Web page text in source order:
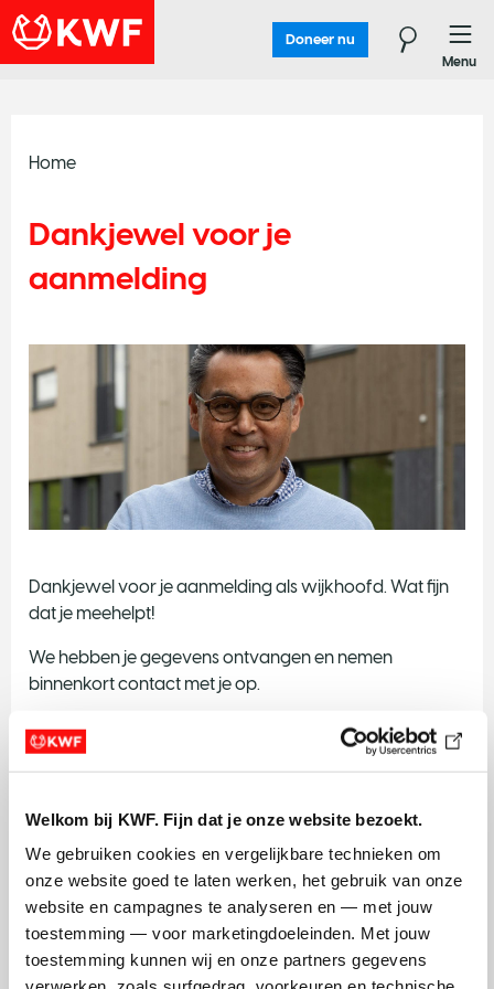
Welkom bij KWF. Fijn dat je onze website bezoekt.
We gebruiken cookies en vergelijkbare technieken om
onze website goed te laten werken, het gebruik van onze
website en campagnes te analyseren en — met jouw
toestemming — voor marketingdoeleinden. Met jouw
toestemming kunnen wij en onze partners gegevens
Doneer nu
Menu
Home
Dankjewel voor je
aanmelding
Dankjewel voor je aanmelding als wijkhoofd. Wat fijn
dat je meehelpt!
We hebben je gegevens ontvangen en nemen
binnenkort contact met je op.
Vragen?
t/m vrij 9.00-17.00) of
vrijwilligers@kwf.nl
Dit maken we mogelijk dankzij de